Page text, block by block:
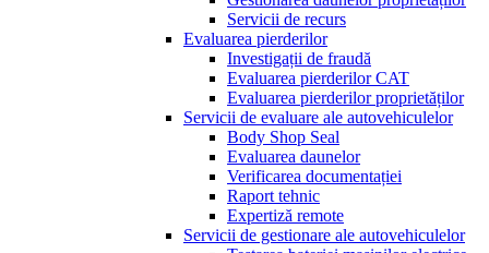
Servicii de recurs
Evaluarea pierderilor
Investigații de fraudă
Evaluarea pierderilor CAT
Evaluarea pierderilor proprietăților
Servicii de evaluare ale autovehiculelor
Body Shop Seal
Evaluarea daunelor
Verificarea documentației
Raport tehnic
Expertiză remote
Servicii de gestionare ale autovehiculelor